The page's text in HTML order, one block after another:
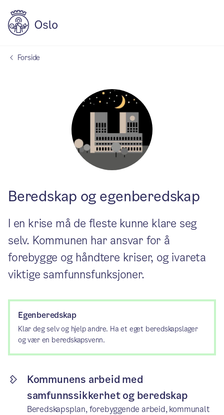
Forside
Beredskap og egenberedskap
I en krise må de fleste kunne klare seg
selv. Kommunen har ansvar for å
forebygge og håndtere kriser, og ivareta
viktige samfunnsfunksjoner.
Egenberedskap
Klar deg selv og hjelp andre. Ha et eget beredskapslager
og vær en beredskapsvenn.
Kommunens arbeid med
samfunnssikkerhet og beredskap
Beredskapsplan, forebyggende arbeid, kommunalt